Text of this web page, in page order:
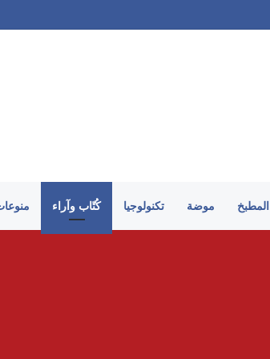
المطبخ موضة تكنولوجيا كُتّاب وآراء